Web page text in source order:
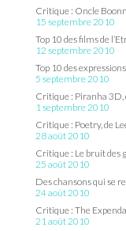
Critique : Oncle
15 septembre 2010
Top 10 des films de
12 septembre 2010
Top 10 des
5 septembre 2010
Critique : Piranha 3D,
1 septembre 2010
Critique : Poetry, de
28 août 2010
Critique : Le bruit des
25 août 2010
Des chansons qui se
24 août 2010
Critique : The
21 août 2010